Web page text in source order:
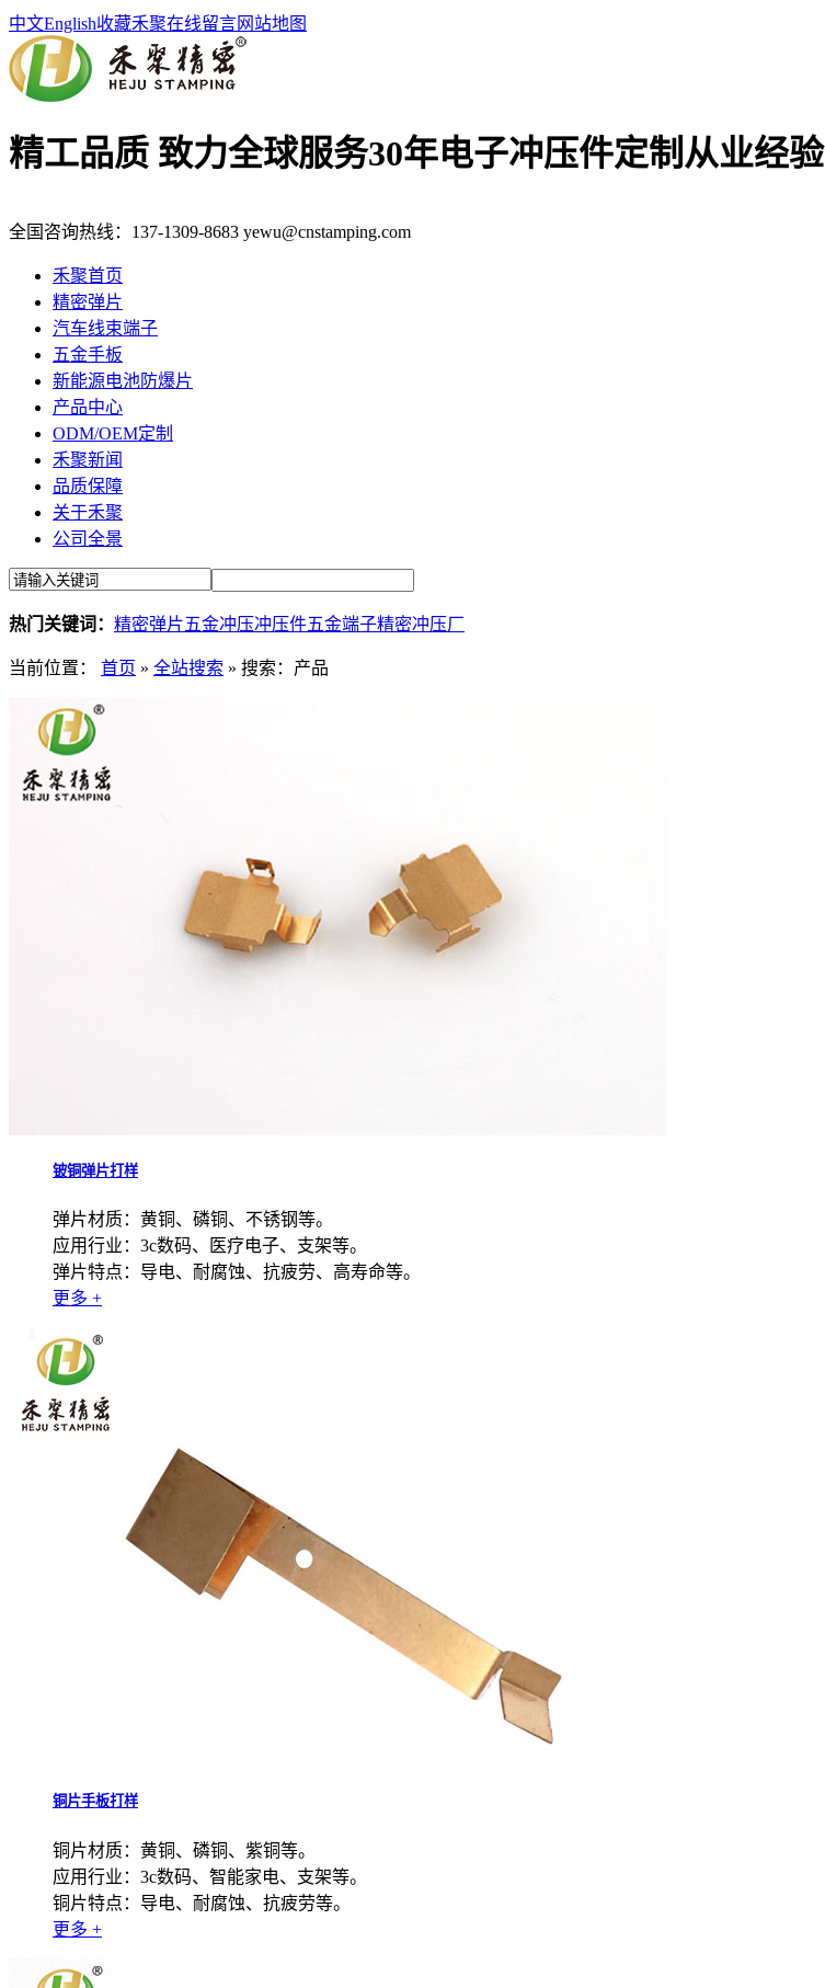
中文English收藏禾聚在线留言网站地图
精工品质 致力全球服务30年电子冲压件定制从业经验
全国咨询热线： 137-1309-8683 yewu@cnstamping.com
禾聚首页
精密弹片
汽车线束端子
五金手板
新能源电池防爆片
产品中心
ODM/OEM定制
禾聚新闻
品质保障
关于禾聚
公司全景
热门关键词： 精密弹片五金冲压冲压件五金端子精密冲压厂
当前位置： 首页 » 全站搜索 » 搜索：产品
铍铜弹片打样
弹片材质：黄铜、磷铜、不锈钢等。
应用行业：3c数码、医疗电子、支架等。
弹片特点：导电、耐腐蚀、抗疲劳、高寿命等。
更多 +
铜片手板打样
铜片材质：黄铜、磷铜、紫铜等。
应用行业：3c数码、智能家电、支架等。
铜片特点：导电、耐腐蚀、抗疲劳等。
更多 +